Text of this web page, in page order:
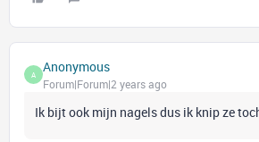
A Anonymous
Forum|Forum|2 years ago
Ik bijt ook mijn nagels dus ik knip ze